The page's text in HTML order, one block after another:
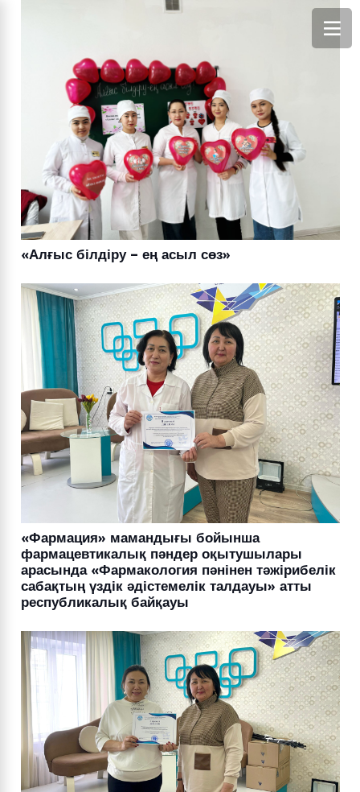
«Алғыс білдіру – ең асыл сөз»
«Фармация» мамандығы бойынша
фармацевтикалық пәндер оқытушылары
арасында «Фармакология пәнінен тәжірибелік
сабақтың үздік әдістемелік талдауы» атты
республикалық байқауы